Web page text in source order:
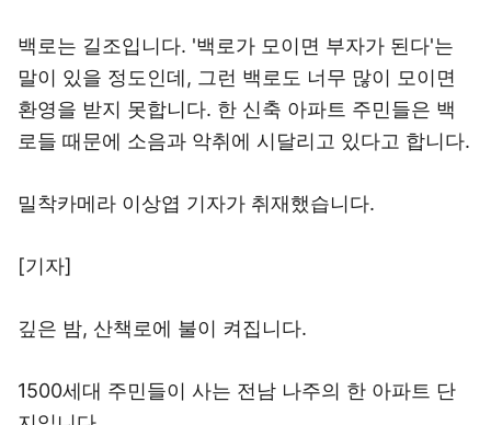
백로는 길조입니다. '백로가 모이면 부자가 된다'는
말이 있을 정도인데, 그런 백로도 너무 많이 모이면
환영을 받지 못합니다. 한 신축 아파트 주민들은 백
로들 때문에 소음과 악취에 시달리고 있다고 합니다.
밀착카메라 이상엽 기자가 취재했습니다.
[기자]
깊은 밤, 산책로에 불이 켜집니다.
1500세대 주민들이 사는 전남 나주의 한 아파트 단